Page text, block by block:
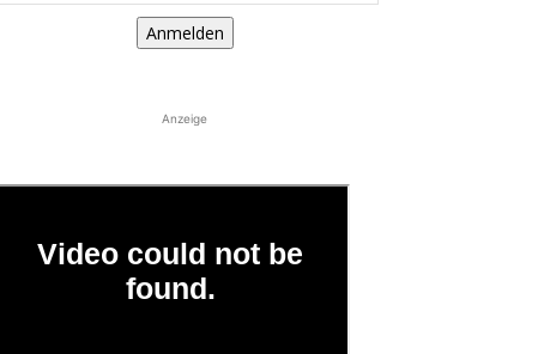
Anmelden
Anzeige